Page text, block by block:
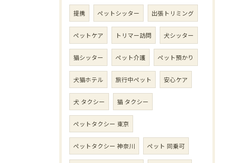
提携 ペットシッター 出張トリミング
ペットケア トリマー訪問 犬シッター
猫シッター ペット介護 ペット預かり
犬猫ホテル 旅行中ペット 安心ケア
犬 タクシー 猫 タクシー
ペットタクシー 東京
ペットタクシー 神奈川 ペット 同乗可